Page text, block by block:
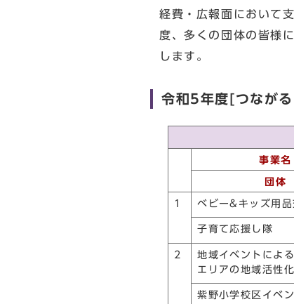
経費・広報面において
度、多くの団体の皆様
します。
令和5年度[つなが
事業名
団体
1 ベビー&キッズ用品
子育て応援し隊
2
地域イベントによ
エリアの地域活性化
紫野小学校区イベ